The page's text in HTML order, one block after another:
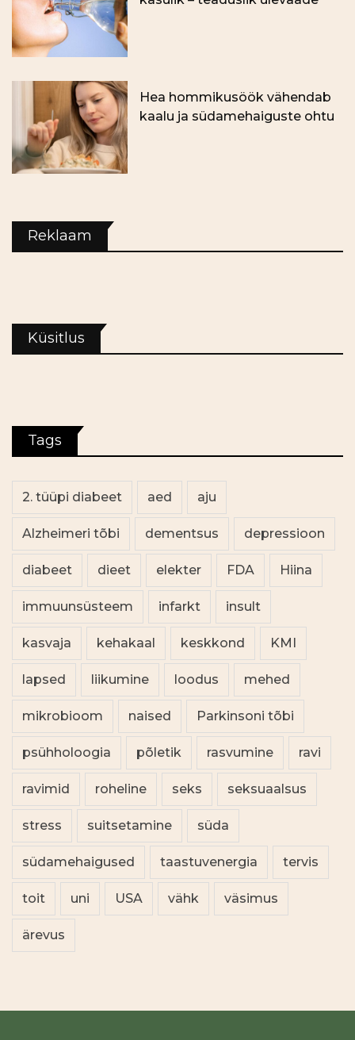
Hea hommikusöök vähendab
kaalu ja südamehaiguste ohtu
Reklaam
Küsitlus
Tags
2. tüüpi diabeet aed aju
Alzheimeri tõbi dementsus depressioon
diabeet dieet elekter FDA Hiina
immuunsüsteem infarkt insult
kasvaja kehakaal keskkond KMI
lapsed liikumine loodus mehed
mikrobioom naised Parkinsoni tõbi
psühholoogia põletik rasvumine ravi
ravimid roheline seks seksuaalsus
stress suitsetamine süda
südamehaigused taastuvenergia tervis
toit uni USA vähk väsimus
ärevus